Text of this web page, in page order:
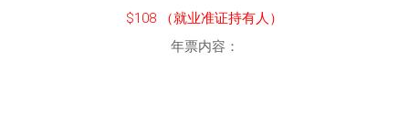
$108 （就业准证持有人）
年票内容：